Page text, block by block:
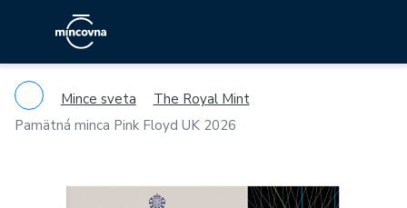
Mince sveta
The Royal Mint
Pamätná minca Pink Floyd UK 2026